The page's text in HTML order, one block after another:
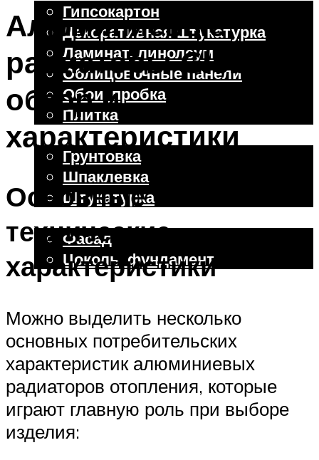
Гипсокартон
Декоративная штукатурка
Ламинат, линолеум
Облицовочные панели
Обои, пробка
Плитка
Отделочные работы
Грунтовка
Шпаклевка
Штукатурка
Фасад
Цоколь, фундамент
Алюминиевые
радиаторы Global:
обзор и
характеристики
Основные
технические
характеристики
Можно выделить несколько
основных потребительских
характеристик алюминиевых
радиаторов отопления, которые
играют главную роль при выборе
изделия: